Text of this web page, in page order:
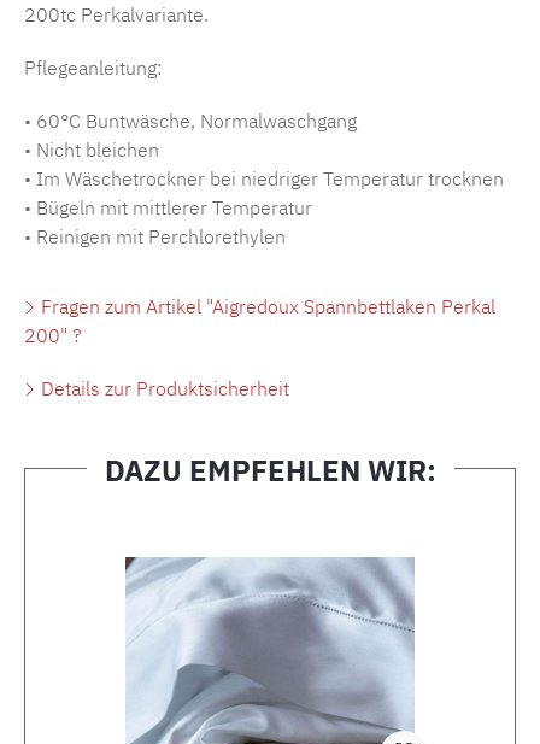
200tc Perkalvariante.
Pflegeanleitung:
• 60°C Buntwäsche, Normalwaschgang
• Nicht bleichen
• Im Wäschetrockner bei niedriger Temperatur trocknen
• Bügeln mit mittlerer Temperatur
• Reinigen mit Perchlorethylen
Fragen zum Artikel "Aigredoux Spannbettlaken Perkal
200" ?
Details zur Produktsicherheit
DAZU EMPFEHLEN WIR: